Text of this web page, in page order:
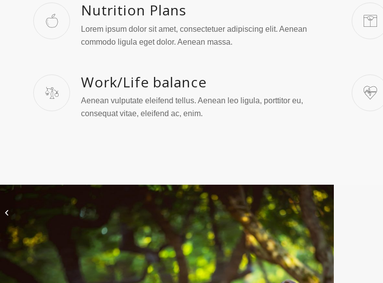
Nutrition Plans
Lorem ipsum dolor sit amet, consectetuer adipiscing elit. Aenean
commodo ligula eget dolor. Aenean massa.
Work/Life balance
Aenean vulputate eleifend tellus. Aenean leo ligula, porttitor eu,
consequat vitae, eleifend ac, enim.